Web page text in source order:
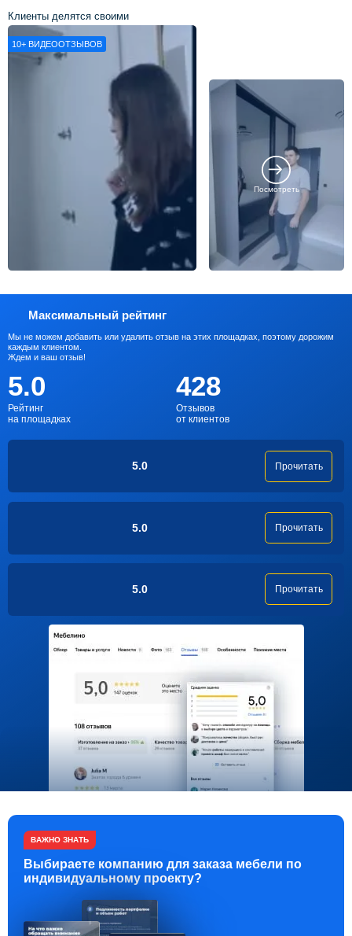
Клиенты делятся своими
впечатлениями о нашей работе
10+ ВИДЕООТЗЫВОВ
Посмотреть
Максимальный рейтинг
Мы не можем добавить или удалить отзыв на этих площадках, поэтому дорожим
каждым клиентом.
Ждем и ваш отзыв!
5.0
Рейтинг
на площадках
428
Отзывов
от клиентов
5.0 Прочитать
5.0 Прочитать
5.0 Прочитать
ВАЖНО ЗНАТЬ
Выбираете компанию для заказа мебели по
индивидуальному проекту?